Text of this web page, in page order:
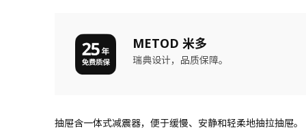
METOD 米多
瑞典设计，品质保障。
抽屉含一体式减震器，便于缓慢、安静和轻柔地抽拉抽屉。